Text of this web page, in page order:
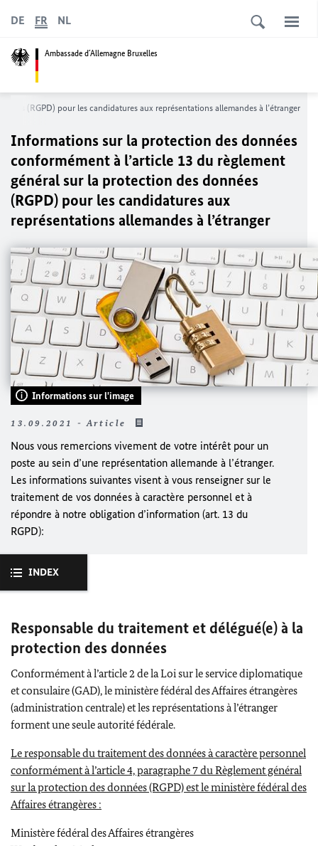
Ambassade d´Allemagne Bruxelles
DE FR NL
(RGPD) pour les candidatures aux représentations allemandes à l’étranger
Informations sur la protection des données
conformément à l’article 13 du règlement
général sur la protection des données
(RGPD) pour les candidatures aux
représentations allemandes à l’étranger
Informations sur l'image
13.09.2021 - Article
Nous vous remercions vivement de votre intérêt pour un
poste au sein d’une représentation allemande à l’étranger.
Les informations suivantes visent à vous renseigner sur le
traitement de vos données à caractère personnel et à
répondre à notre obligation d’information (art. 13 du
RGPD):
INDEX
Responsable du traitement et délégué(e) à la
protection des données
Conformément à l’article 2 de la Loi sur le service diplomatique
et consulaire (GAD), le ministère fédéral des Affaires étrangères
(administration centrale) et les représentations à l’étranger
forment une seule autorité fédérale.
Le responsable du traitement des données à caractère personnel
conformément à l’article 4, paragraphe 7 du Règlement général
sur la protection des données (RGPD) est le ministère fédéral des
Affaires étrangères :
Ministère fédéral des Affaires étrangères